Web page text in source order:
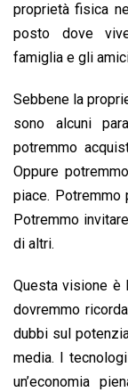
proprietà fisica
posto dove
famiglia e gli
Sebbene la
sono alcuni
potremmo
Oppure
piace. Potremmo
Potremmo
di altri.
Questa visione è
dovremmo
dubbi sul
media. I
un’economia